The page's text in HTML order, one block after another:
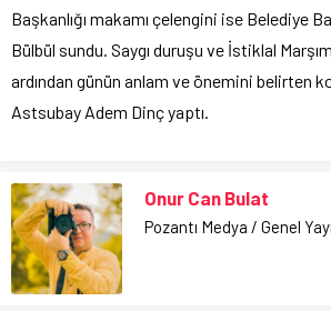
Başkanlığı makamı çelengini ise Belediye
Bülbül sundu. Saygı duruşu ve İstiklal
ardından günün anlam ve önemini belirten
Astsubay Adem Dinç yaptı.
Onur Can Bulat
Pozantı Medya / Genel